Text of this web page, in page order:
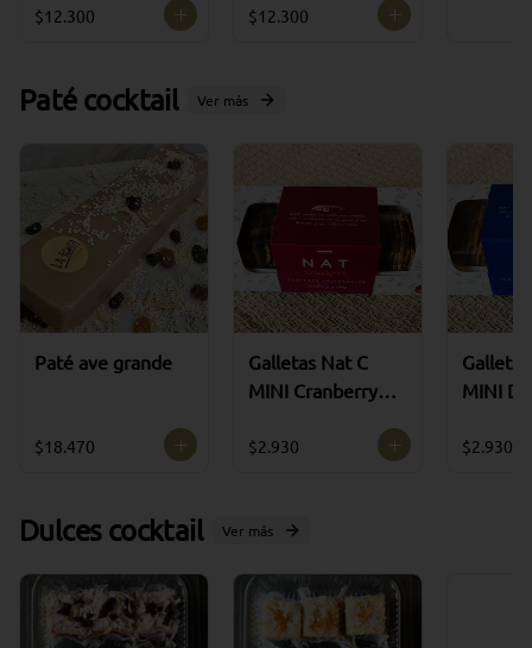
de C/U)
DO
$12.300
ALBAHACAy
PRODUCTO
$12.300
Paté cocktail Ver más
Paté ave grande
$18.470
Galletas Nat C
MINI Cranberry
$2.930
MINI
$2.930
Dulces cocktail Ver más